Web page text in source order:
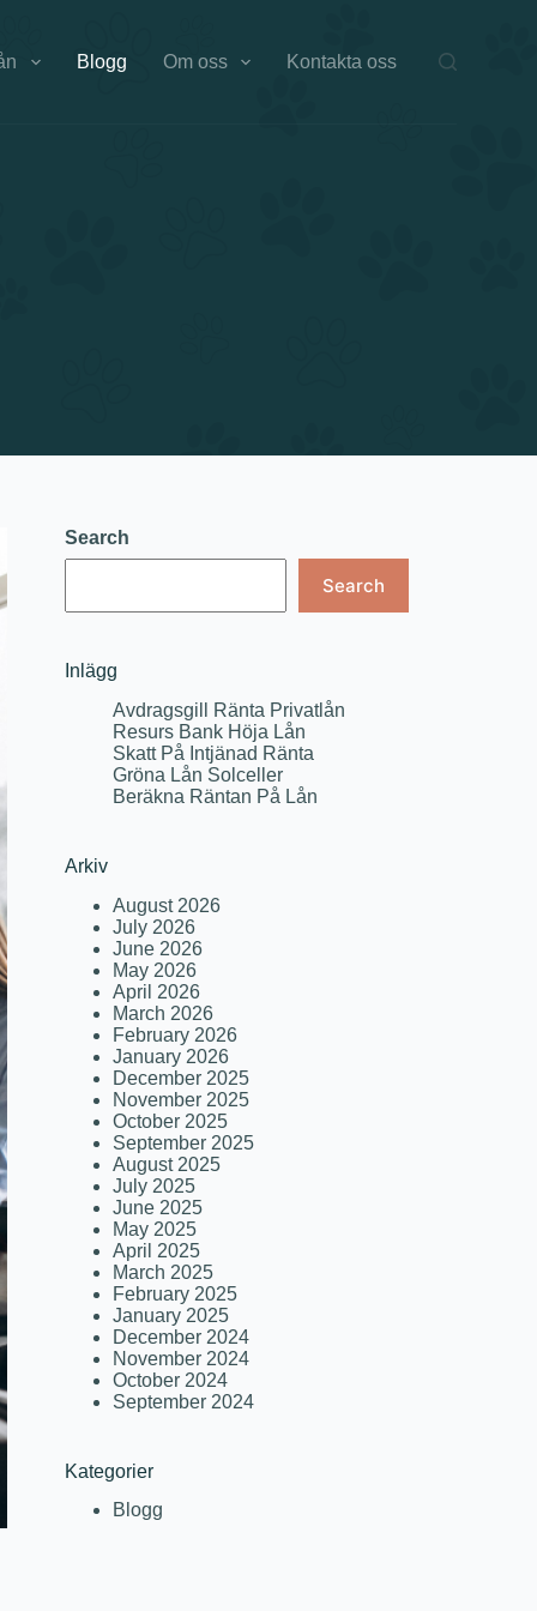
Blogg Om oss Kontakta oss
Search
Search
Inlägg
Avdragsgill Ränta Privatlån
Resurs Bank Höja Lån
Skatt På Intjänad Ränta
Gröna Lån Solceller
Beräkna Räntan På Lån
Arkiv
August 2026
July 2026
June 2026
May 2026
April 2026
March 2026
February 2026
January 2026
December 2025
November 2025
October 2025
September 2025
August 2025
July 2025
June 2025
May 2025
April 2025
March 2025
February 2025
January 2025
December 2024
November 2024
October 2024
September 2024
Kategorier
Blogg